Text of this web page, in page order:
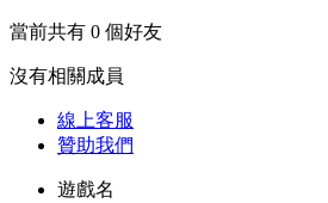
當前共有 0 個好友
沒有相關成員
線上客服
贊助我們
遊戲名